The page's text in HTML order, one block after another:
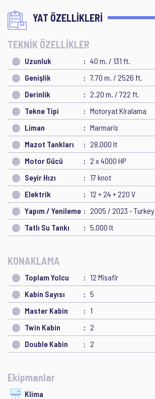
YAT ÖZELLİKLERİ
TEKNİK ÖZELLİKLER
Uzunluk
40 m. / 131 ft.
Genişlik
7.70 m. / 2526 ft.
Derinlik
2.20 m. / 722 ft.
Tekne Tipi
Motoryat Kiralama
Liman
Marmaris
Mazot Tankları
28.000 lt
Motor Gücü
2 x 4000 HP
Seyir Hızı
17 knot
Elektrik
12 + 24 + 220 V
Yapım / Yenileme
2005 / 2023 - Turkey
Tatlı Su Tankı
5.000 lt
KONAKLAMA
Toplam Yolcu
12 Misafir
Kabin Sayısı
5
Master Kabin
1
Twin Kabin
2
Double Kabin
2
Ekipmanlar
Klima